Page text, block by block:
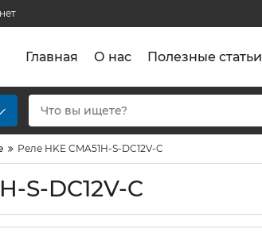
Главная О нас Полезные статьи
Реле HKE CMA51H-S-DC12V-C
S-DC12V-C